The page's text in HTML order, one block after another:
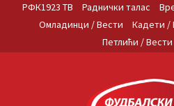
РФК1923 ТВ Раднички талас
Омладинци / Вести
Кадети /
Петлићи / Вести